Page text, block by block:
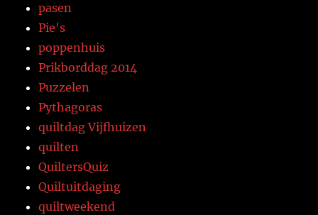
pasen
Pie's
poppenhuis
Prikborddag 2014
Puzzelen
Pythagoras
quiltdag Vijfhuizen
quilten
QuiltersQuiz
Quiltuitdaging
quiltweekend